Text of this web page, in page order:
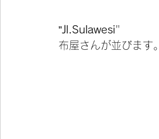
” Jl.Sulawesi"
布屋さんが並びます。